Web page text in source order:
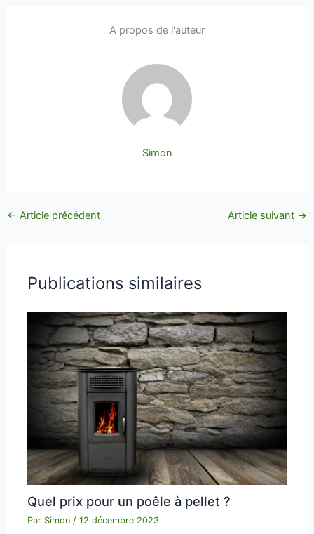
A propos de l'auteur
Simon
← Article précédent Article suivant →
Publications similaires
Quel prix pour un poêle à pellet ?
Par Simon/12 décembre 2023